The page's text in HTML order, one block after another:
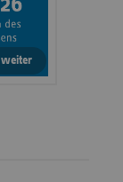
weiter